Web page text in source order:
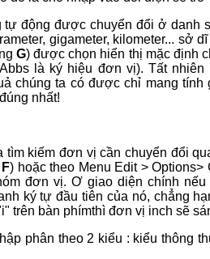
tự động được chuyển đổi ở danh
gigameter, kilometer... sở
G) được chọn hiển thị mặc định
là ký hiệu đơn vị). Tất
chúng ta có được chỉ mang
nhất!
tìm kiếm đơn vị cần chuyển đổi
F) hoặc theo Menu Edit >
đơn vị. Ơ giao diện chính
ký tự đầu tiên của nó, chẳng
trên bàn phímthì đơn vị inch sẽ
phân theo 2 kiểu : kiểu thông